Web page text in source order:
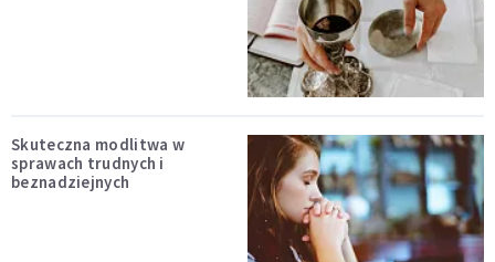
Skuteczna modlitwa w
sprawach trudnych i
beznadziejnych